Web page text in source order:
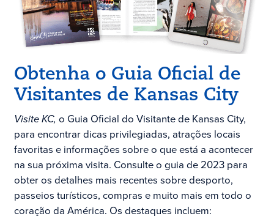
Obtenha o Guia Oficial de
Visitantes de Kansas City
Visite KC, o Guia Oficial do Visitante de Kansas City,
para encontrar dicas privilegiadas, atrações locais
favoritas e informações sobre o que está a acontecer
na sua próxima visita. Consulte o guia de 2023 para
obter os detalhes mais recentes sobre desporto,
passeios turísticos, compras e muito mais em todo o
coração da América. Os destaques incluem: